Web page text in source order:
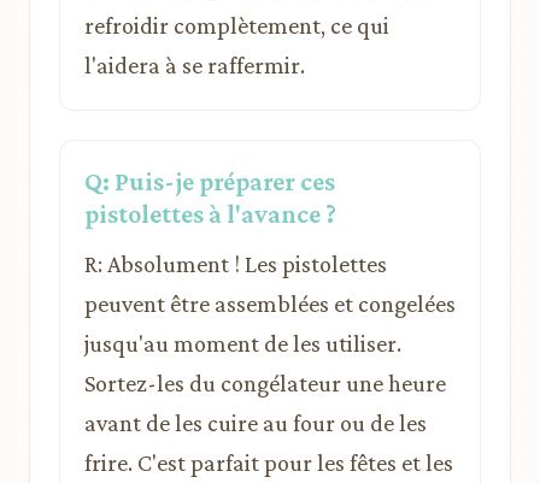
refroidir complètement, ce qui
l'aidera à se raffermir.
Q: Puis-je préparer ces
pistolettes à l'avance ?
R: Absolument ! Les pistolettes
peuvent être assemblées et congelées
jusqu'au moment de les utiliser.
Sortez-les du congélateur une heure
avant de les cuire au four ou de les
frire. C'est parfait pour les fêtes et les